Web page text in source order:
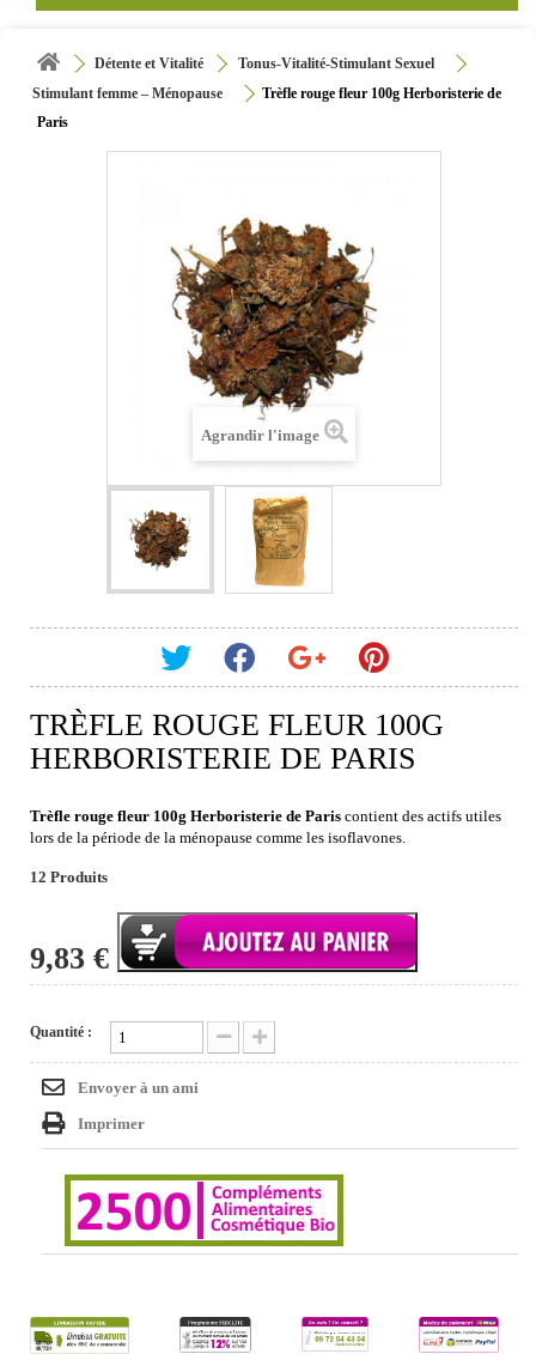
Détente et Vitalité
Tonus-Vitalité-Stimulant Sexuel
Stimulant femme – Ménopause
Trèfle rouge fleur 100g Herboristerie de
Paris
Agrandir l'image
TRÈFLE ROUGE FLEUR 100G
HERBORISTERIE DE PARIS
Trèfle rouge fleur 100g Herboristerie de Paris contient des actifs utiles
lors de la période de la ménopause comme les isoflavones.
12 Produits
9,83 €
Quantité :
Envoyer à un ami
Imprimer